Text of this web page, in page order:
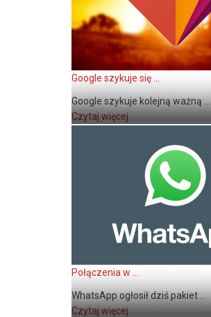
Google szykuje się ...
Google szykuje kolejną ważną ...
Czytaj więcej
Połączenia w ...
WhatsApp ogłosił dziś pakiet ...
Czytaj więcej